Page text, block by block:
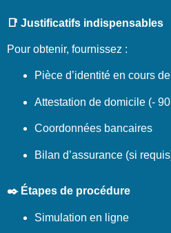
📑 Justificatifs indispensables
Pour obtenir, fournissez :
Pièce d’identité en cours
Attestation de domicile (-
Coordonnées bancaires
Bilan d’assurance (si
✒️ Étapes de procédure
Simulation en ligne